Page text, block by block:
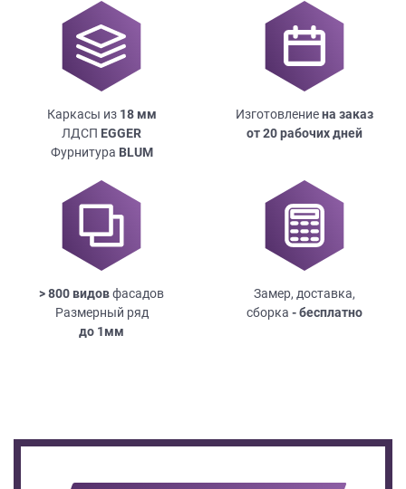
Каркасы из 18мм
ЛДСП EGGER
Фурнитура BLUM
Изготовлениена заказ
от 20 рабочих дней
> 800 видовфасадов
Размерный ряд
до 1мм
Замер, доставка,
сборка - бесплатно